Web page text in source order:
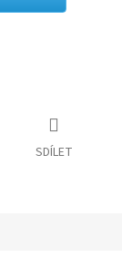
SDÍLET